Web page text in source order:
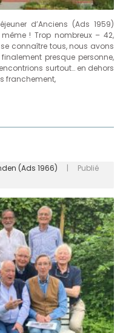
d’Anciens (Ads 1959)
! Trop nombreux – 42,
connaître tous, nous avons
presque personne,
surtout… en dehors
franchement,
(Ads 1966) | Publié